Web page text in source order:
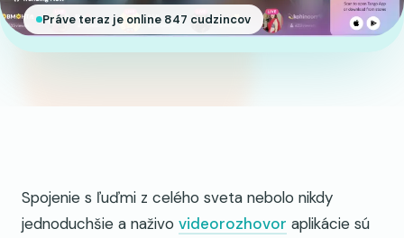
Práve teraz je online 847 cudzincov
Spojenie s ľuďmi z celého sveta nebolo nikdy
jednoduchšie a naživo videorozhovor aplikácie sú